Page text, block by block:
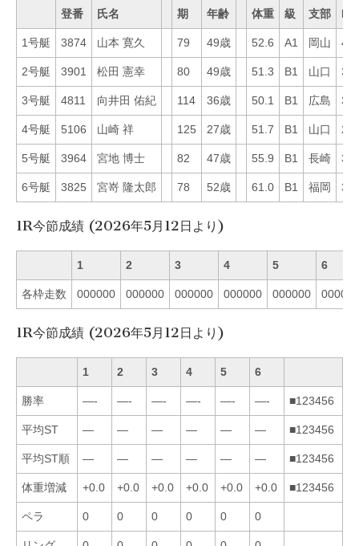
登番 氏名 期 年齢 体重 級 支部 Mo
1号艇 3874 山本 寛久 79 49歳 52.6 A1 岡山 47
2号艇 3901 松田 憲幸 80 49歳 51.3 B1 山口 33
3号艇 4811 向井田 佑紀 114 36歳 50.1 B1 広島 31
4号艇 5106 山崎 祥 125 27歳 51.7 B1 山口 25
5号艇 3964 宮地 博士 82 47歳 55.9 B1 長崎 32
6号艇 3825 宮嵜 隆太郎 78 52歳 61.0 B1 福岡 38
1R今節成績 (2026年5月12日より)
1 2 3 4 5 6
各枠走数 000000 000000 000000 000000 000000 000000
1R今節成績 (2026年5月12日より)
1 2 3 4 5 6
勝率 —- —- —- —- —- —- ■123456
平均ST — — — — — — ■123456
平均ST順 — — — — — — ■123456
体重増減 +0.0 +0.0 +0.0 +0.0 +0.0 +0.0 ■123456
ペラ 0 0 0 0 0 0